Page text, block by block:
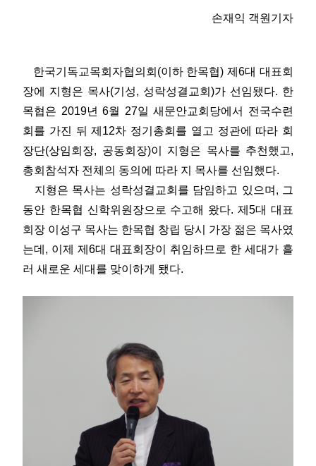
손재익 객원기자
한국기독교목회자협의회(이하 한목협) 제6대 대표회
장에 지형은 목사(기성, 성락성결교회)가 선임됐다. 한
목협은 2019년 6월 27일 새문안교회당에서 전국수련
회를 가진 뒤 제12차 정기총회를 열고 정관에 따라 회
장단(상임회장, 공동회장)이 지형은 목사를 추천했고,
총회참석자 전체의 동의에 따라 지 목사를 선임했다.
지형은 목사는 성락성결교회를 담임하고 있으며, 그
동안 한목협 신학위원장으로 수고해 왔다. 제5대 대표
회장 이성구 목사는 한목협 창립 당시 가장 젊은 목사였
는데, 이제 제6대 대표회장이 취임하므로 한 세대가 흘
러 새로운 세대를 맞이하게 됐다.